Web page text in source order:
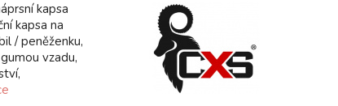
kapsa
kapsa na
/ peněženku,
vzadu,